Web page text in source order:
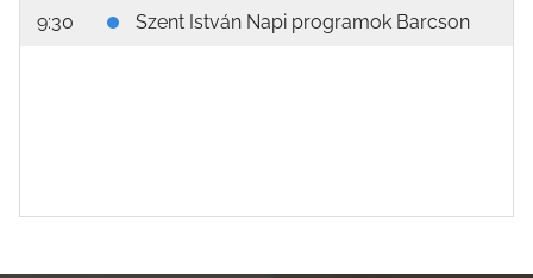
9:30 Szent István Napi programok Barcson